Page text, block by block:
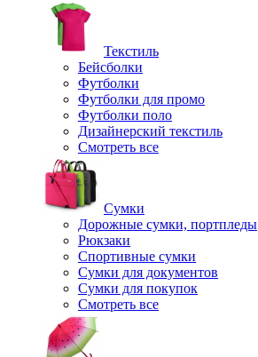
Текстиль
Бейсболки
Футболки
Футболки для промо
Футболки поло
Дизайнерский текстиль
Смотреть все
Сумки
Дорожные сумки, портпледы
Рюкзаки
Спортивные сумки
Сумки для документов
Сумки для покупок
Смотреть все